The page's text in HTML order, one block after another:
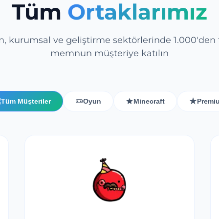
Tüm Ortaklarımız
kurumsal ve geliştirme sektörlerinde 1.000'den
memnun müşteriye katılın
Tüm Müşteriler Oyun Minecraft